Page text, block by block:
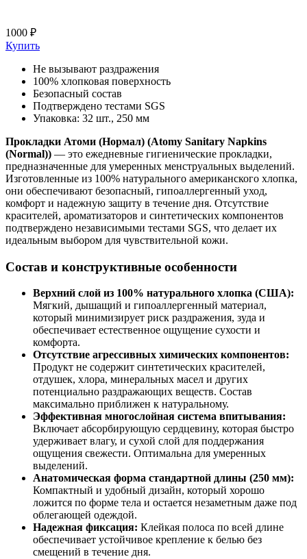
1000 ₽
Купить
Не вызывают раздражения
100% хлопковая поверхность
Безопасный состав
Подтверждено тестами SGS
Упаковка: 32 шт., 250 мм
Прокладки Атоми (Нормал) (Atomy Sanitary Napkins
(Normal)) — это ежедневные гигиенические прокладки,
предназначенные для умеренных менструальных выделений.
Изготовленные из 100% натурального американского хлопка,
они обеспечивают безопасный, гипоаллергенный уход,
комфорт и надежную защиту в течение дня. Отсутствие
красителей, ароматизаторов и синтетических компонентов
подтверждено независимыми тестами SGS, что делает их
идеальным выбором для чувствительной кожи.
Состав и конструктивные особенности
Верхний слой из 100% натурального хлопка (США):
Мягкий, дышащий и гипоаллергенный материал,
который минимизирует риск раздражения, зуда и
обеспечивает естественное ощущение сухости и
комфорта.
Отсутствие агрессивных химических компонентов:
Продукт не содержит синтетических красителей,
отдушек, хлора, минеральных масел и других
потенциально раздражающих веществ. Состав
максимально приближен к натуральному.
Эффективная многослойная система впитывания:
Включает абсорбирующую сердцевину, которая быстро
удерживает влагу, и сухой слой для поддержания
ощущения свежести. Оптимальна для умеренных
выделений.
Анатомическая форма стандартной длины (250 мм):
Компактный и удобный дизайн, который хорошо
ложится по форме тела и остается незаметным даже под
облегающей одеждой.
Надежная фиксация: Клейкая полоса по всей длине
обеспечивает устойчивое крепление к белью без
смещений в течение дня.